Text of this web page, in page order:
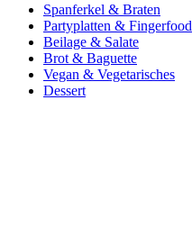
Spanferkel & Braten
Partyplatten & Fingerfood
Beilage & Salate
Brot & Baguette
Vegan & Vegetarisches
Dessert